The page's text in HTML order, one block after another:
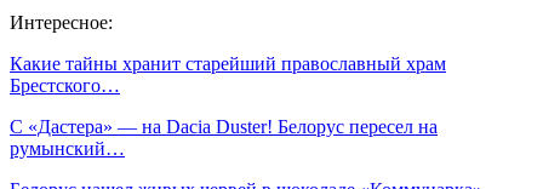
Интересное:
Какие тайны хранит старейший православный храм
Брестского…
С «Дастера» — на Dacia Duster! Белорус пересел на
румынский…